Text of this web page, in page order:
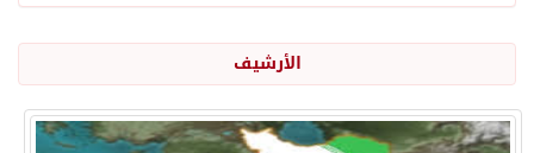
الاحتلال يهدم محالاً تجارية في مخيم قلنديا ويعتقل 11 فلسطينياً بالضفة
الأرشيف